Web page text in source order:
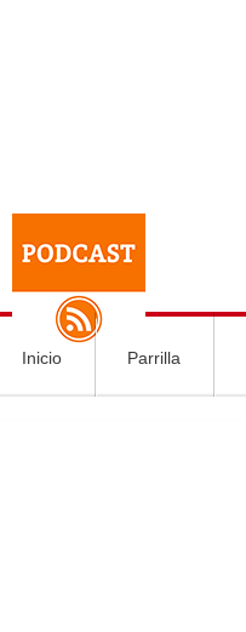
Inicio Parrilla